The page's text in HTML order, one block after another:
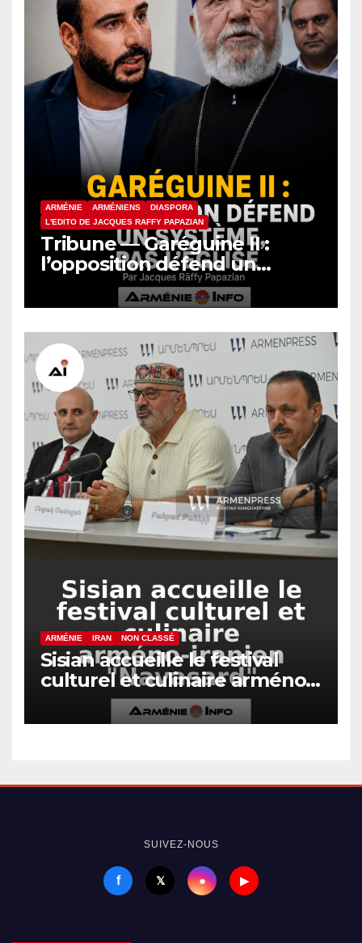
ARMÉNIE ARMÉNIENS
DIASPORA
L'EDITO DE JACQUES RAFFY PAPAZIAN
Tribune — Garéguine II :
l’opposition défend un
système, pas l’Église
ARMÉNIE IRAN NON CLASSÉ
Sisian accueille le festival
culturel et culinaire arméno-
iranien « Navasard »
SUIVEZ-NOUS
f 𝕏 ● ▶